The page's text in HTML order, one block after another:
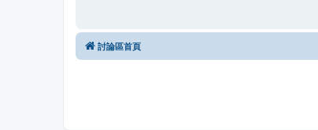
討論區首頁